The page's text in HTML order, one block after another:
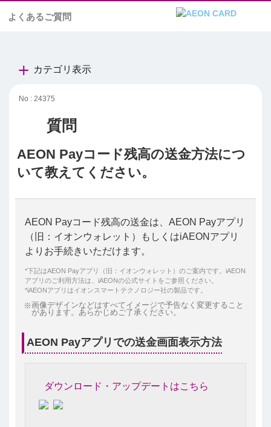
よくあるご質問
カテゴリ表示
No : 24375
AEON Payコード残高の送金方法につ
いて教えてください。
AEON Payコード残高の送金は、AEON Payアプリ
（旧：イオンウォレット）もしくはiAEONアプリ
よりお手続きいただけます。
*下記はAEON Payアプリ（旧：イオンウォレット）のご案内です。iAEON
アプリのご利用方法は、iAEONの公式サイトをご参照ください。
*iAEONアプリはイオンスマートテクノロジー社の製品です。
画像デザインなどはすべてイメージで予告なく変更すること
があります。あらかじめご了承ください。
AEON Payアプリでの送金画面表示方法
ダウンロード・アップデートはこちら